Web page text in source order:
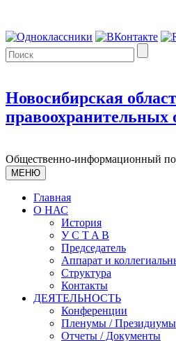
Новосибирская
правоохранительных
Общественно-информационный
МЕНЮ
Главная
О НАС
История
У С T A B
Председатель
Аппарат и
Структура
Контакты
ДЕЯТЕЛЬНОСТЬ
Конференции
Пленумы / Президиумы
Отчеты / Документы